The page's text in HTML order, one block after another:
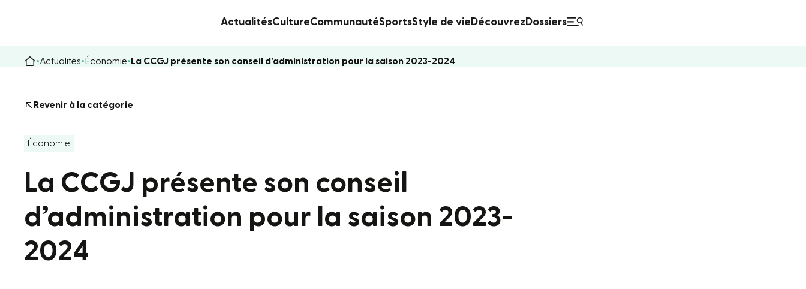
ActualitésCultureCommunautéSportsStyle de vie Découvrez Dossiers
Actualités Économie La CCGJ présente son conseil d’administration pour la saison 2023-2024
Revenir à la catégorie
Économie
La CCGJ présente son conseil
d’administration pour la saison 2023-
2024